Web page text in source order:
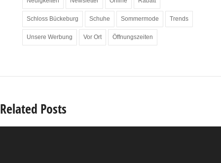
Schloss Bückeburg Schuhe Sommermode Trends
Unsere Werbung Vor Ort Öffnungszeiten
Related Posts